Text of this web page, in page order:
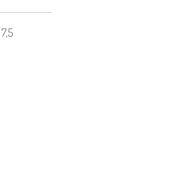
7,5